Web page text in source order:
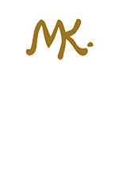
springen